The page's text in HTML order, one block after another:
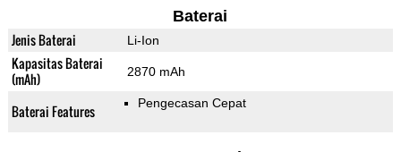
Baterai
Jenis Baterai Li-Ion
Kapasitas Baterai
(mAh)
2870 mAh
Baterai Features Pengecasan Cepat